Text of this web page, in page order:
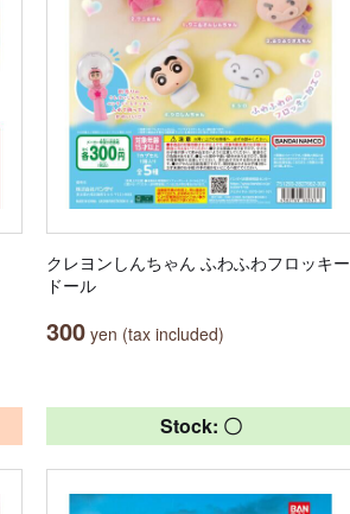
クレヨンしんちゃん ふわふわフロッキー
ドール
300 yen (tax included)
Stock: 〇